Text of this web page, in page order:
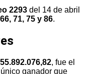
2293 del 14 de abril
71, 75 y 86.
, fue el
ganador que